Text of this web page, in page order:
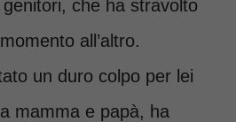
che ha stravolto
all’altro.
un duro colpo per lei
mamma e papà, ha